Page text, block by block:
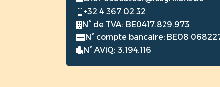
 +32 4 367 02 32
 N° de TVA: BE0417.829.973
N° compte bancaire: BE08
N° AViQ: 3.194.116